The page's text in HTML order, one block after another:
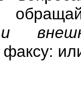
факсу: